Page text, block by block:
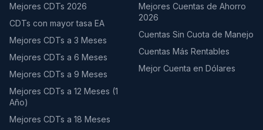
Mejores CDTs 2026
CDTs con mayor tasa EA
Mejores CDTs a 3 Meses
Mejores CDTs a 6 Meses
Mejores CDTs a 9 Meses
Mejores CDTs a 12 Meses (1
Año)
Mejores CDTs a 18 Meses
Mejores Cuentas de Ahorro
2026
Cuentas Sin Cuota de Manejo
Cuentas Más Rentables
Mejor Cuenta en Dólares